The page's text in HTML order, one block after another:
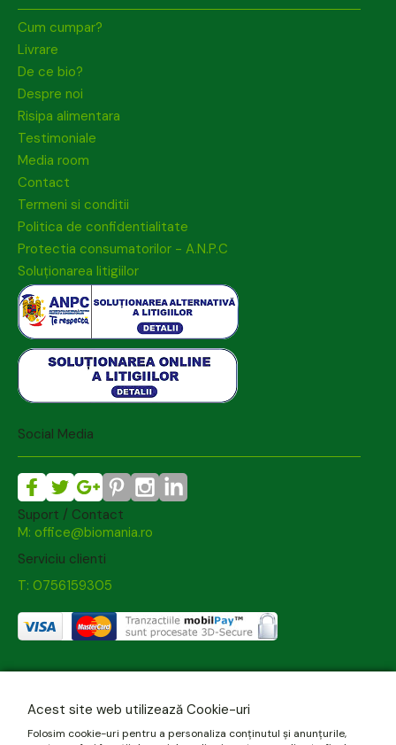
Cum cumpar?
Livrare
De ce bio?
Despre noi
Risipa alimentara
Testimoniale
Media room
Contact
Termeni si conditii
Politica de confidentialitate
Protectia consumatorilor - A.N.P.C
Soluționarea litigiilor
Social Media
Suport / Contact
M: office@biomania.ro
Serviciu clienti
T: 0756159305
Acest site web utilizează Cookie-uri
Folosim cookie-uri pentru a personaliza conținutul și anunțurile,